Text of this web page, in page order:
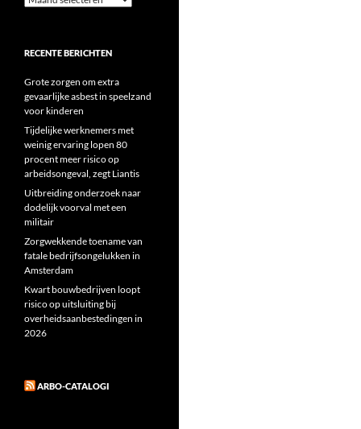
RECENTE BERICHTEN
Grote zorgen om extra
gevaarlijke asbest in speelzand
voor kinderen
Tijdelijke werknemers met
weinig ervaring lopen 80
procent meer risico op
arbeidsongeval, zegt Liantis
Uitbreiding onderzoek naar
dodelijk voorval met een
militair
Zorgwekkende toename van
fatale bedrijfsongelukken in
Amsterdam
Kwart bouwbedrijven loopt
risico op uitsluiting bij
overheidsaanbestedingen in
2026
ARBO-CATALOGI